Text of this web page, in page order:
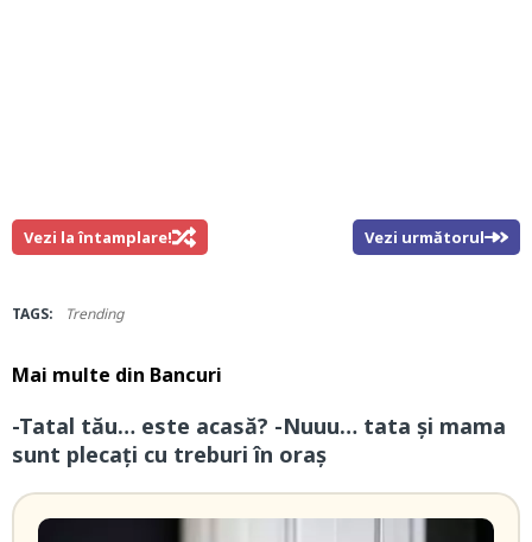
Vezi la întamplare! Vezi următorul
TAGS: Trending
Mai multe din Bancuri
-Tatal tău… este acasă? -Nuuu… tata și mama
sunt plecați cu treburi în oraș